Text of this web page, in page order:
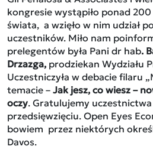
kongresie wystąpiło ponad
świata, a wzięło w nim udział
uczestników. Miło nam
prelegentów była Pani dr hab.
Drzazga, prodziekan Wydziału
Uczestniczyła w debacie filaru
temacie – Jak jesz, co wiesz –
oczy. Gratulujemy
przedsięwzięciu. Open Eyes
bowiem przez niektórych
Davos.